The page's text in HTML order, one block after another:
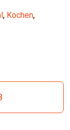
, Kochen,